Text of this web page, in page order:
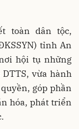
toàn dân tộc,
tỉnh An
hội tụ những
vừa hành
góp phần
hóa, phát triển